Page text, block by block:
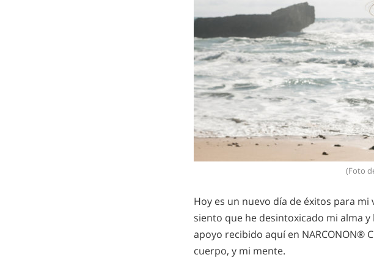
(Foto
Hoy es un nuevo día de éxitos para
siento que he desintoxicado mi alma
apoyo recibido aquí en NARCONON®
cuerpo, y mi mente.